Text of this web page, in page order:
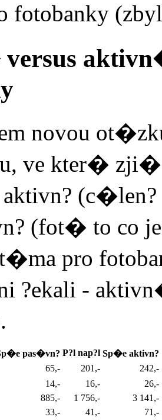
fotobanky
novou
ve kter�
aktivn?
(fot� to co
pro
?ekali -
pas�vn? P?l nap?l Sp�e aktivn?
65,- 201,-
242,-
14,- 16,-
26,-
885,- 1 756,-
3 141,-
33,- 41,-
71,-